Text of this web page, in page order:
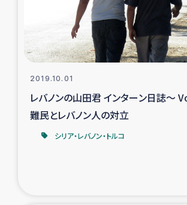
ガザ地区酪農を通した女性グルー
ふりかけ普及と食生活改善による
緊急支援事業
女性の生計向上を通じた子どもの栄
2019.10.01
レバノンの山田君 インターン日誌
難民とレバノン人の対立
シリア・レバノン・トルコ